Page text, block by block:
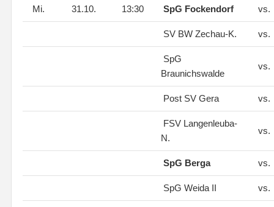
Mi. 31.10. 13:30 SpG Fockendorf vs.
SV BW Zechau-K. vs.
SpG
Braunichswalde
vs.
Post SV Gera vs.
FSV Langenleuba-
N.
vs.
SpG Berga vs.
SpG Weida II vs.